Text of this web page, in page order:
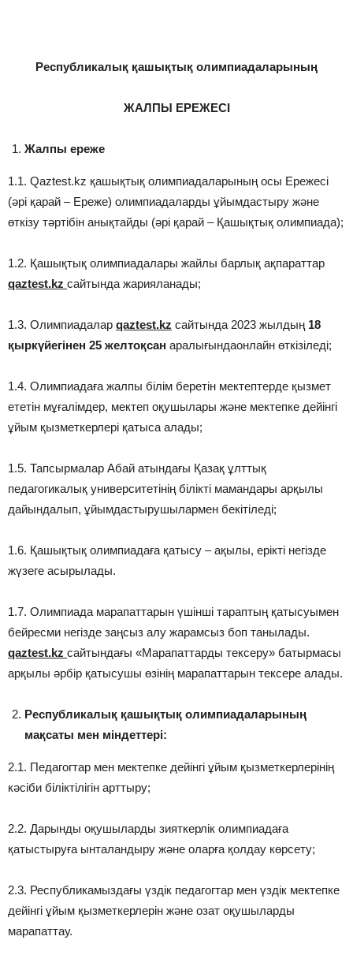
Республикалық қашықтық олимпиадаларының
ЖАЛПЫ ЕРЕЖЕСІ
Жалпы ереже
1.1. Qaztest.kz қашықтық олимпиадаларының осы Ережесі
(әрі қарай – Ереже) олимпиадаларды ұйымдастыру және
өткізу тәртібін анықтайды (әрі қарай – Қашықтық олимпиада);
1.2. Қашықтық олимпиадалары жайлы барлық ақпараттар
qaztest.kz сайтында жарияланады;
1.3. Олимпиадалар qaztest.kz сайтында 2023 жылдың 18
қыркүйегінен 25 желтоқсан аралығындаонлайн өткізіледі;
1.4. Олимпиадаға жалпы білім беретін мектептерде қызмет
ететін мұғалімдер, мектеп оқушылары және мектепке дейінгі
ұйым қызметкерлері қатыса алады;
1.5. Тапсырмалар Абай атындағы Қазақ ұлттық
педагогикалық университетінің білікті мамандары арқылы
дайындалып, ұйымдастырушылармен бекітіледі;
1.6. Қашықтық олимпиадаға қатысу – ақылы, ерікті негізде
жүзеге асырылады.
1.7. Олимпиада марапаттарын үшінші тараптың қатысуымен
бейресми негізде заңсыз алу жарамсыз боп танылады.
qaztest.kz сайтындағы «Марапаттарды тексеру» батырмасы
арқылы әрбір қатысушы өзінің марапаттарын тексере алады.
Республикалық қашықтық олимпиадаларының
мақсаты мен міндеттері:
2.1. Педагогтар мен мектепке дейінгі ұйым қызметкерлерінің
кәсіби біліктілігін арттыру;
2.2. Дарынды оқушыларды зияткерлік олимпиадаға
қатыстыруға ынталандыру және оларға қолдау көрсету;
2.3. Республикамыздағы үздік педагогтар мен үздік мектепке
дейінгі ұйым қызметкерлерін және озат оқушыларды
марапаттау.